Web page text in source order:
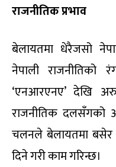
राजनीतिकप्रभाव
बेलायतमा धेरैजसो
नेपाली
‘एनआरएनए’ देखि
राजनीतिक दलसँगको
चलनले बेलायतमा बसेर
दिने गरी काम गरिन्छ।